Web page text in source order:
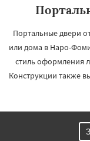
×
Портальные двери
или дома в Наро-
стиль оформления
Конструкции также
УЗНАТЬ